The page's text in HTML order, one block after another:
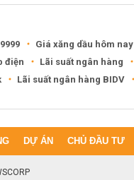
Giá xăng dầu hôm nay
điện Lãi suất ngân hàng
Lãi suất ngân hàng BIDV
DỰ ÁN CHỦ ĐẦU TƯ